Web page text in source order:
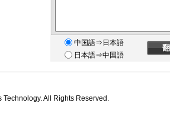
中国語⇒日本語
日本語⇒中国語
All Rights Reserved.